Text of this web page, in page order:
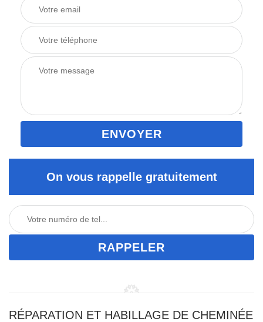
On vous rappelle gratuitement
RÉPARATION ET HABILLAGE DE CHEMINÉE